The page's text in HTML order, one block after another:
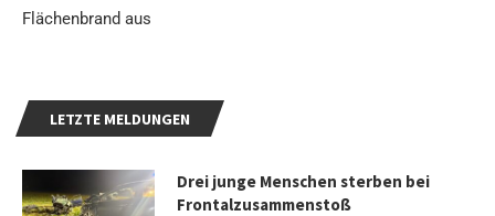
Flächenbrand aus
LETZTE MELDUNGEN
Drei junge Menschen sterben bei
Frontalzusammenstoß